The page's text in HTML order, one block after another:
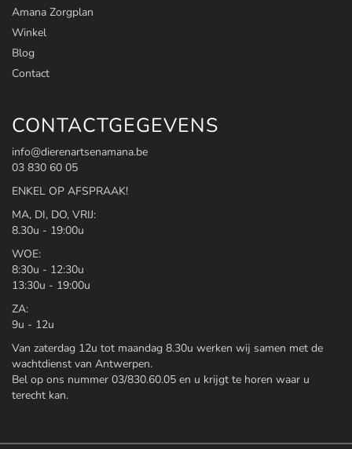
Amana Zorgplan
Winkel
Blog
Contact
CONTACTGEGEVENS
info@dierenartsenamana.be
03 830 60 05
ENKEL OP AFSPRAAK!
MA, DI, DO, VRIJ:
8.30u - 19:00u
WOE:
8:30u - 12:30u
13:30u - 19:00u
ZA:
9u - 12u
Van zaterdag 12u tot maandag 8.30u werken wij samen met de
wachtdienst van Antwerpen.
Bel op ons nummer 03/830.60.05 en u krijgt te horen waar u
terecht kan.